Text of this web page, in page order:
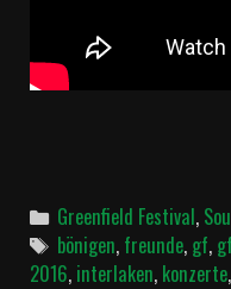
Categories
Greenfield Festival,
Tags
bönigen, freunde, gf,
2016, interlaken, konzerte,